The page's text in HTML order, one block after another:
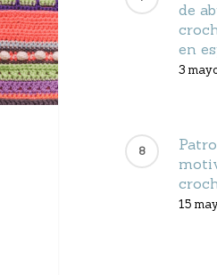
de
en
3
15